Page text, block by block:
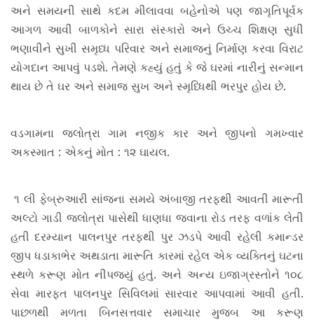
અને સમયની સાથે કદમ મીલાવવા બહેનોએ પણ જાગૃતિપૂર્વક
આગળ આવી બાળકોને સારા સંસ્કારો અને ઉચ્ચ શિક્ષણ સુધી
ભણાવીને સુખી સમૃધ્ધ પરિવાર અને સમાજનું નિર્માણ કરવા વિરાટ
યોગદાન આપવું પડશે. તેમણે કહ્યું હતું કે જે ઘરમાં નારીનું સન્માન
થાય છે તે ઘર અને સમાજ સુખ અને સ્મૃધ્ધિથી ભરપુર હોય છે.
વડગામના જલોત્રા ગામ નજીક કાર અને જીપનો ગમખ્વાર
અકસ્માત : એકનું મોત : ૧૨ ઘાયલ.
૧ લી ફેબ્રુઆરી સાંજના સમયે અંબાજી તરફથી આવતી મારૂતી
અલ્ટો ગાડી જલોત્રા પાસેથી ધાણધા જવાના રોડ તરફ વળાંક લેતી
હતી દરમ્યાન પાલનપુર તરફથી પુર ઝડપે આવી રહેલી કમાન્ડર
જીપ ધડાકાભેર અથડાતા મારૂતિ કારમાં રહેલ એક વ્યક્તિનું ઘટના
સ્થળે કરૂણ મોત નીપજ્યું હતું. અને અન્ય ઇજાગ્રસ્તોને ૧૦૮
સેવા મારફત પાલનપુર સિવિલમાં સારવાર આપવામાં આવી હતી.
પાછળથી મળતા બિનસત્તવાર સમાચાર મુજ્બ આ કરૂણ